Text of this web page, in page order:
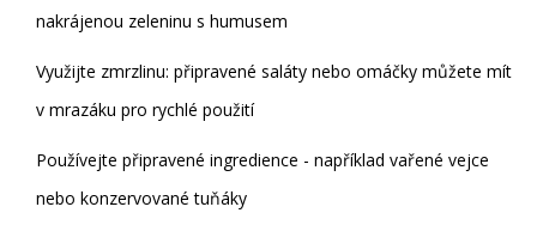
nakrájenou zeleninu s humusem
Využijte zmrzlinu: připravené saláty nebo omáčky můžete mít
v mrazáku pro rychlé použití
Používejte připravené ingredience - například vařené vejce
nebo konzervované tuňáky